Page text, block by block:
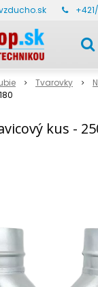
Tvarovky
kus -